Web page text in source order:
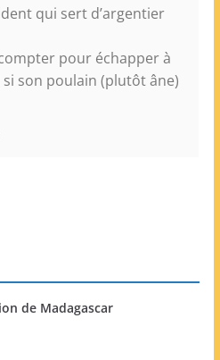
qui sert d’argentier
pour échapper à
son poulain (plutôt âne)
de Madagascar